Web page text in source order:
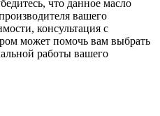
что данное масло
вашего
консультация с
может помочь вам выбрать
работы вашего